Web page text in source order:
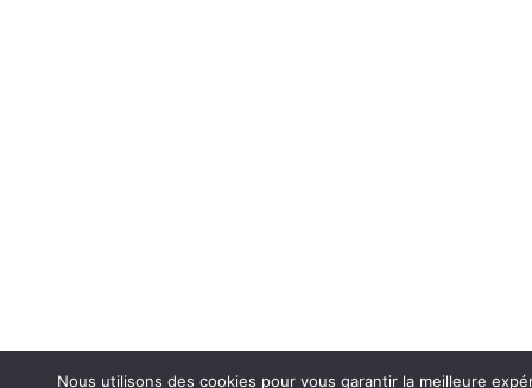
Nous utilisons des cookies pour vous garantir la meilleure